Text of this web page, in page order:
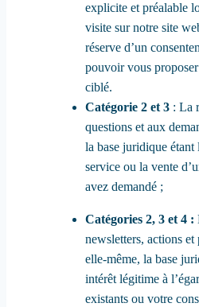
explicite et préalable
visite sur notre site
réserve d’un
pouvoir vous
ciblé.
Catégorie 2 et 3 : La
questions et aux
la base juridique étant
service ou la vente
avez demandé ;
Catégories 2, 3 et 4 :
newsletters, actions
elle-même, la base
intérêt légitime à
existants ou votre